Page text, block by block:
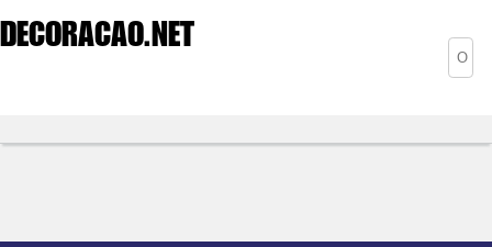
DECORACAO.NET